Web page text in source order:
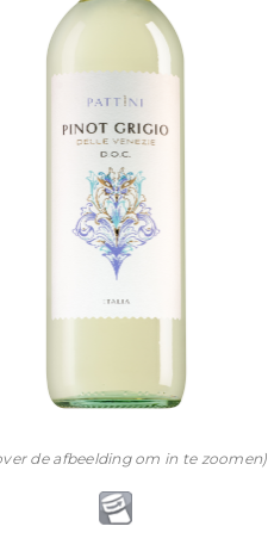
de afbeelding om in te zoomen)